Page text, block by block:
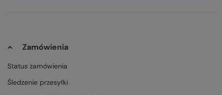
Zamówienia
Status zamówienia
Śledzenie przesyłki